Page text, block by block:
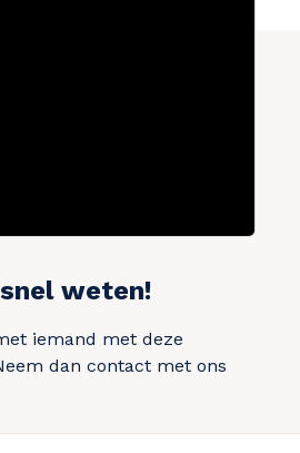
weten!
iemand met deze
dan contact met ons